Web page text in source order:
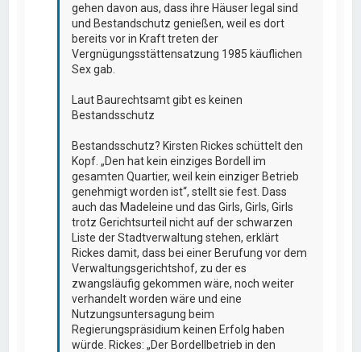
gehen davon aus, dass ihre Häuser legal sind
und Bestandschutz genießen, weil es dort
bereits vor in Kraft treten der
Vergnügungsstättensatzung 1985 käuflichen
Sex gab.
Laut Baurechtsamt gibt es keinen
Bestandsschutz
Bestandsschutz? Kirsten Rickes schüttelt den
Kopf. „Den hat kein einziges Bordell im
gesamten Quartier, weil kein einziger Betrieb
genehmigt worden ist“, stellt sie fest. Dass
auch das Madeleine und das Girls, Girls, Girls
trotz Gerichtsurteil nicht auf der schwarzen
Liste der Stadtverwaltung stehen, erklärt
Rickes damit, dass bei einer Berufung vor dem
Verwaltungsgerichtshof, zu der es
zwangsläufig gekommen wäre, noch weiter
verhandelt worden wäre und eine
Nutzungsuntersagung beim
Regierungspräsidium keinen Erfolg haben
würde. Rickes: „Der Bordellbetrieb in den